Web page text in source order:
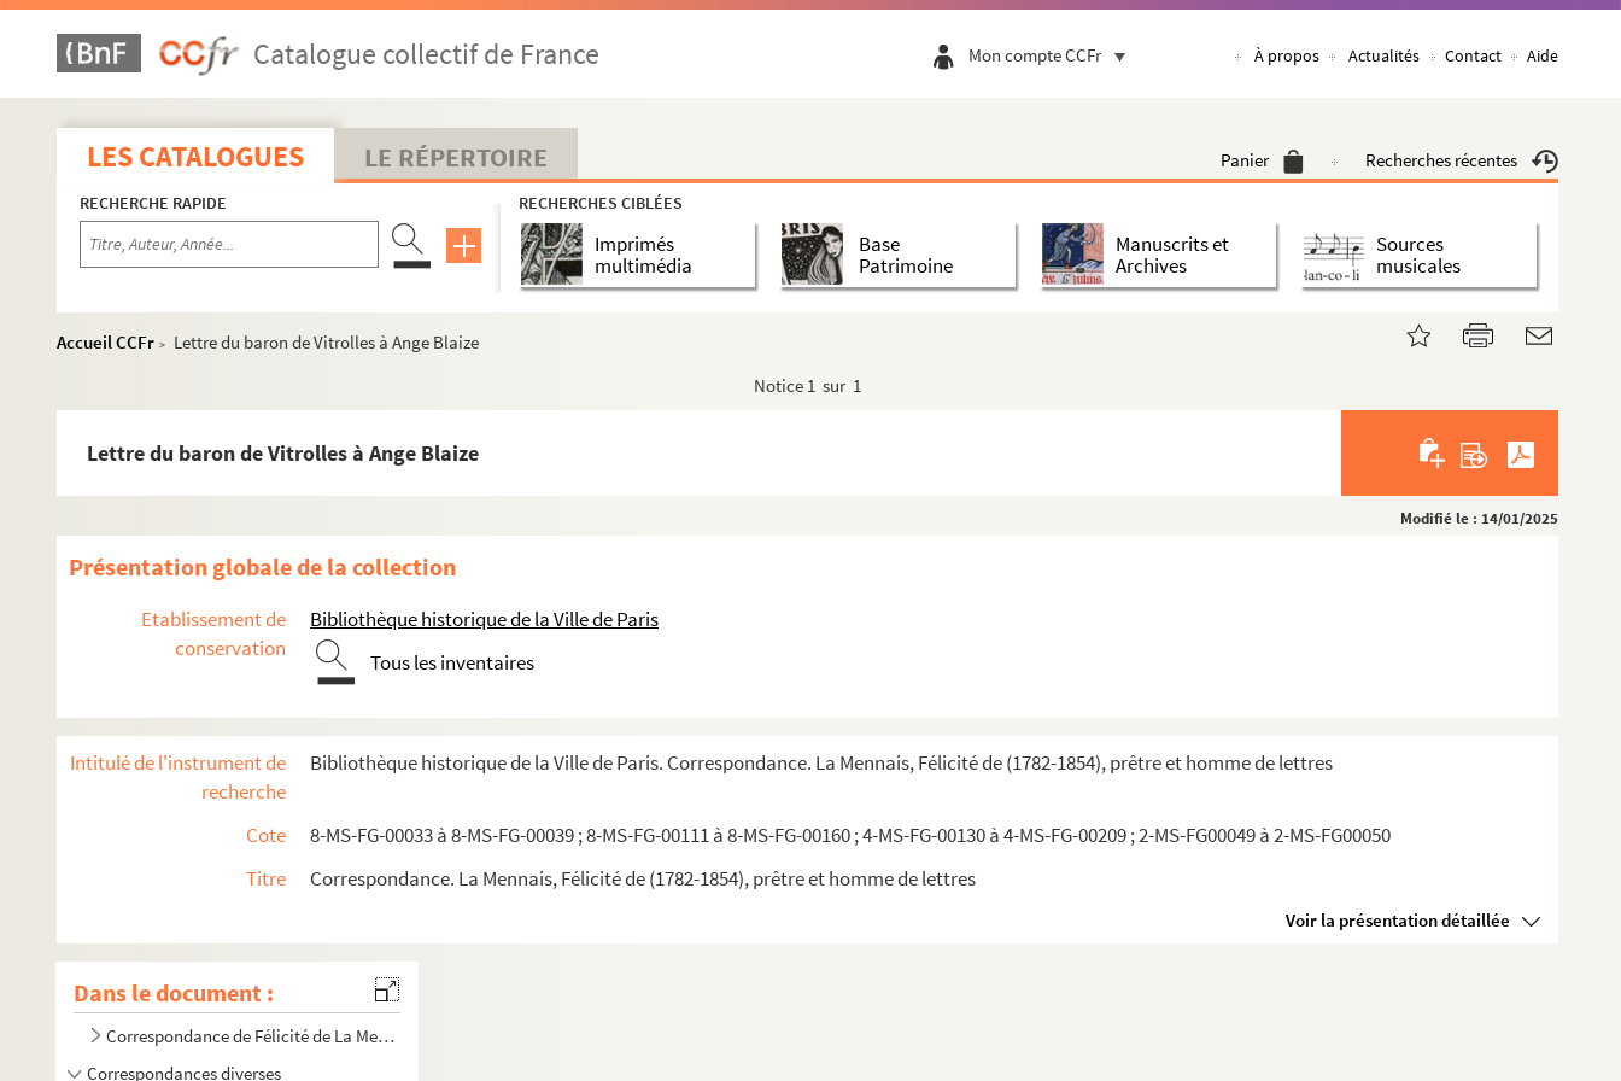
Catalogue collectif de France Mon compte CCFr À propos Actualités Contact Aide
LES CATALOGUES LE RÉPERTOIRE Panier Recherches récentes
RECHERCHE RAPIDE RECHERCHES CIBLÉES
Imprimés
multimédia
Base
Patrimoine
Manuscrits et
Archives
Sources
musicales
Accueil CCFr >
Lettre du baron de Vitrolles à Ange Blaize
Notice 1 sur 1
Lettre du baron de Vitrolles à Ange Blaize
Modifié le : 14/01/2025
Présentation globale de la collection
Etablissement de
conservation
Bibliothèque historique de la Ville de Paris
Tous les inventaires
Intitulé de l'instrument de
recherche
Bibliothèque historique de la Ville de Paris. Correspondance. La Mennais, Félicité de (1782-1854), prêtre et homme de lettres
Cote
8-MS-FG-00033 à 8-MS-FG-00039 ; 8-MS-FG-00111 à 8-MS-FG-00160 ; 4-MS-FG-00130 à 4-MS-FG-00209 ; 2-MS-FG00049 à 2-MS-FG00050
Titre
Correspondance. La Mennais, Félicité de (1782-1854), prêtre et homme de lettres
Voir la présentation détaillée
Dans le document :
Correspondance de Félicité de La Mennais
Correspondances diverses